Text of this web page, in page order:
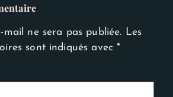
mail ne sera pas publiée. Les
sont indiqués avec*